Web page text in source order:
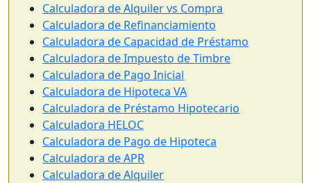
Calculadora de Alquiler vs Compra
Calculadora de Refinanciamiento
Calculadora de Capacidad de Préstamo
Calculadora de Impuesto de Timbre
Calculadora de Pago Inicial
Calculadora de Hipoteca VA
Calculadora de Préstamo Hipotecario
Calculadora HELOC
Calculadora de Pago de Hipoteca
Calculadora de APR
Calculadora de Alquiler